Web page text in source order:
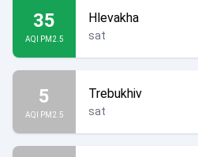
35
AQI PM2.5
Hlevakha
sat
5
AQI PM2.5
Trebukhiv
sat